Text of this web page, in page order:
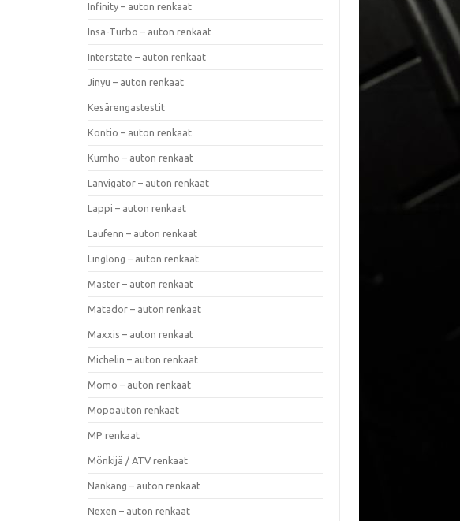
Infinity – auton renkaat
Insa-Turbo – auton renkaat
Interstate – auton renkaat
Jinyu – auton renkaat
Kesärengastestit
Kontio – auton renkaat
Kumho – auton renkaat
Lanvigator – auton renkaat
Lappi – auton renkaat
Laufenn – auton renkaat
Linglong – auton renkaat
Master – auton renkaat
Matador – auton renkaat
Maxxis – auton renkaat
Michelin – auton renkaat
Momo – auton renkaat
Mopoauton renkaat
MP renkaat
Mönkijä / ATV renkaat
Nankang – auton renkaat
Nexen – auton renkaat